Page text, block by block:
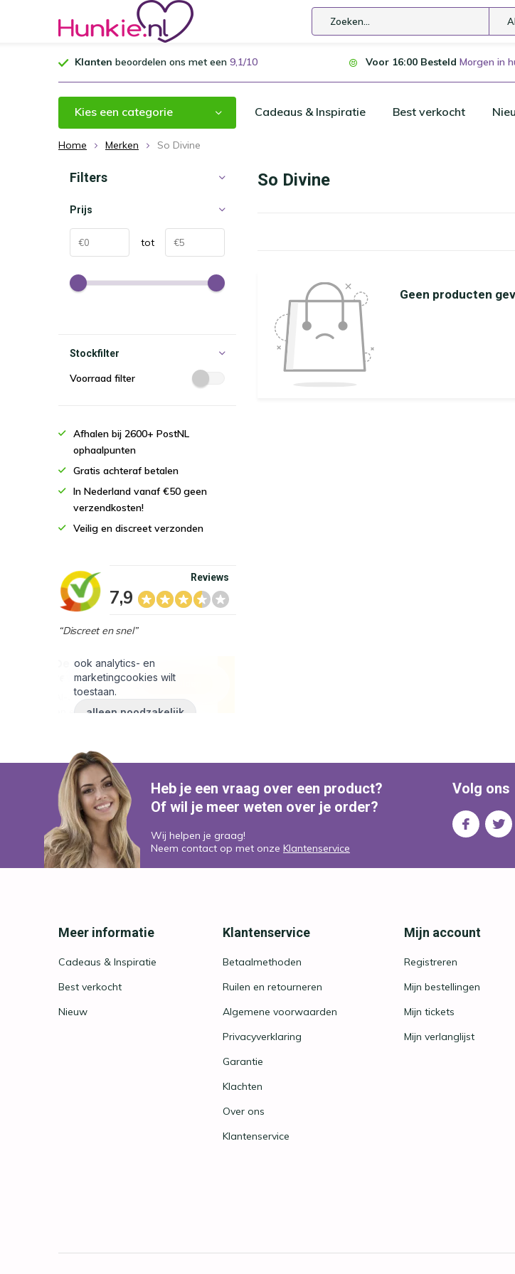
Klanten beoordelen ons met een 9,1/10 Voor 16:00 Besteld Morgen in
Kies een categorie Cadeaus & Inspiratie Best verkocht
Home Merken So Divine
So Divine
Geen producten
Filters
Prijs
tot
Stockfilter
Voorraad filter
Afhalen bij 2600+ PostNL
ophaalpunten
Gratis achteraf betalen
In Nederland vanaf €50 geen
verzendkosten!
Veilig en discreet verzonden
7,9
Reviews
“Discreet en snel”
Heb je een vraag over een product?
Of wil je meer weten over je order?
Wij helpen je graag!
Neem contact op met onze Klantenservice
Volg ons
Meer informatie
Cadeaus & Inspiratie
Best verkocht
Nieuw
Klantenservice
Betaalmethoden
Ruilen en retourneren
Algemene voorwaarden
Privacyverklaring
Garantie
Klachten
Over ons
Klantenservice
Mijn account
Registreren
Mijn bestellingen
Mijn tickets
Mijn verlanglijst